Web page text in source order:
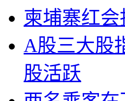
柬埔寨红
A股三大股
股活跃